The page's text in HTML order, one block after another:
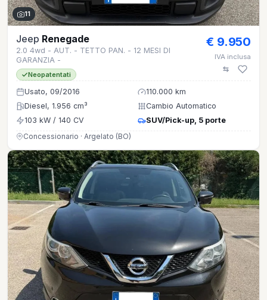
11
Jeep Renegade
2.0 4wd - AUT. - TETTO PAN. - 12 MESI DI
GARANZIA -
Neopatentati
€ 9.950
IVA inclusa
Usato, 09/2016
110.000 km
Diesel, 1.956 cm³
Cambio Automatico
103 kW / 140 CV
SUV/Pick-up, 5 porte
Concessionario · Argelato (BO)